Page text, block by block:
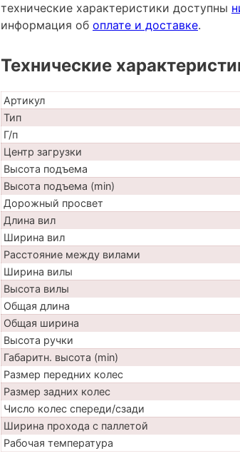
технические характеристики доступны
информация об оплате и доставке.
Технические
Артикул
Тип
Г/п
Центр загрузки
Высота подъема
Высота подъема (min)
Дорожный просвет
Длина вил
Ширина вил
Расстояние между вилами
Ширина вилы
Высота вилы
Общая длина
Общая ширина
Высота ручки
Габаритн. высота (min)
Размер передних колес
Размер задних колес
Число колес спереди/сзади
Ширина прохода с паллетой
Рабочая температура